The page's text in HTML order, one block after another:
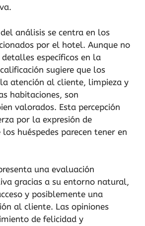
análisis se centra en los
por el hotel. Aunque no
específicos en la
sugiere que los
atención al cliente, limpieza y
habitaciones, son
valorados. Esta percepción
por la expresión de
huéspedes parecen tener en
una evaluación
gracias a su entorno natural,
y posiblemente una
al cliente. Las opiniones
de felicidad y